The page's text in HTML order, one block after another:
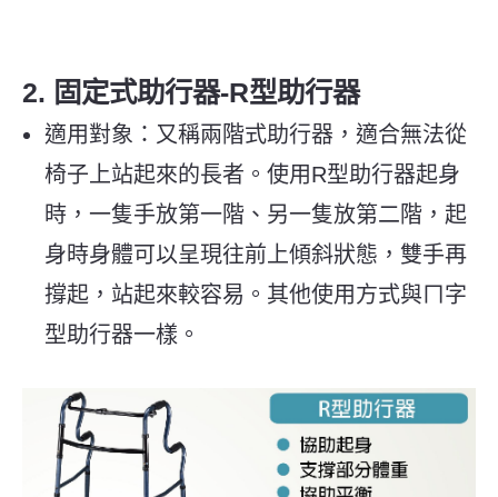
2. 固定式助行器-R型助行器
適用對象：又稱兩階式助行器，適合無法從
椅子上站起來的長者。使用R型助行器起身
時，一隻手放第一階、另一隻放第二階，起
身時身體可以呈現往前上傾斜狀態，雙手再
撐起，站起來較容易。其他使用方式與ㄇ字
型助行器一樣。